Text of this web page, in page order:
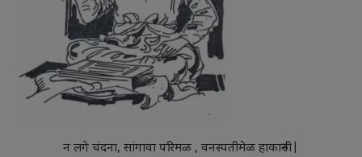
न लगे चंदना, सांगावा परिमळ , वनस्पतीमेळ हाकारुनी|